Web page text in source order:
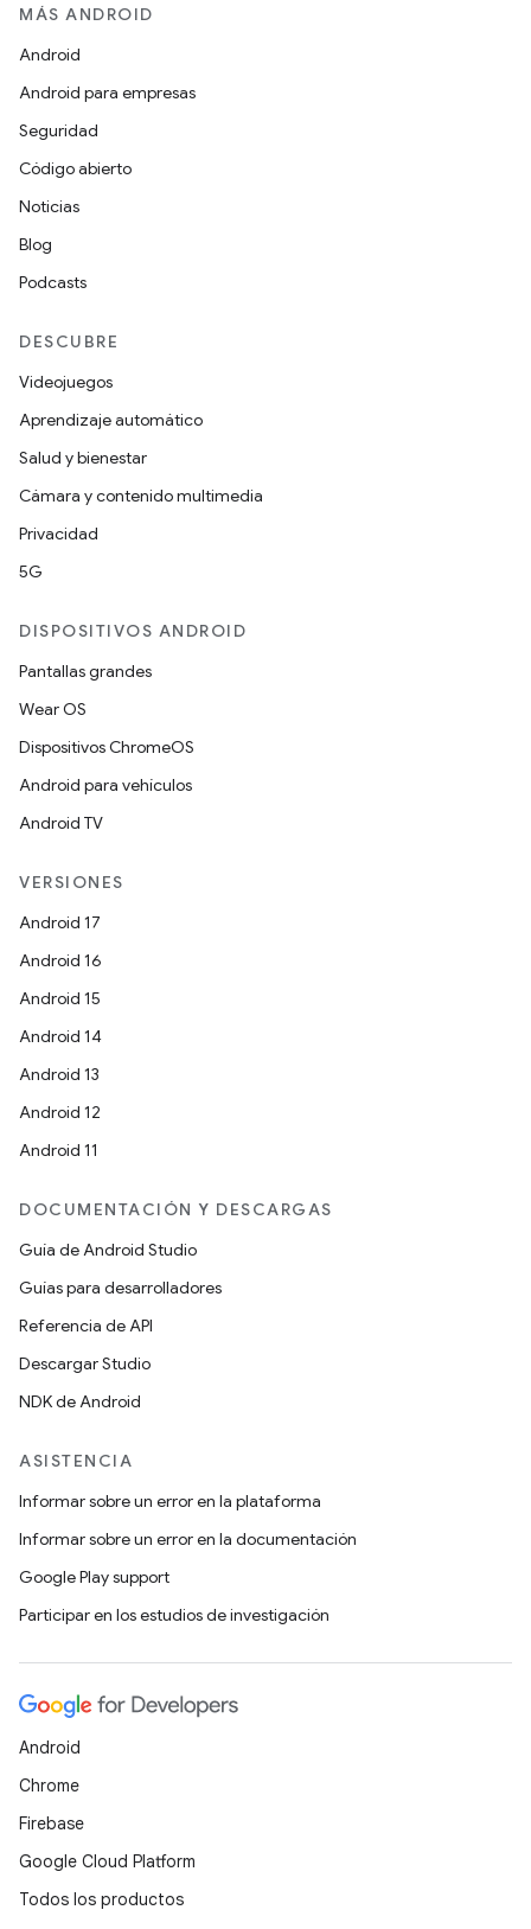
MÁS ANDROID
Android
Android para empresas
Seguridad
Código abierto
Noticias
Blog
Podcasts
DESCUBRE
Videojuegos
Aprendizaje automático
Salud y bienestar
Cámara y contenido multimedia
Privacidad
5G
DISPOSITIVOS ANDROID
Pantallas grandes
Wear OS
Dispositivos ChromeOS
Android para vehículos
Android TV
VERSIONES
Android 17
Android 16
Android 15
Android 14
Android 13
Android 12
Android 11
DOCUMENTACIÓN Y DESCARGAS
Guía de Android Studio
Guías para desarrolladores
Referencia de API
Descargar Studio
NDK de Android
ASISTENCIA
Informar sobre un error en la plataforma
Informar sobre un error en la documentación
Google Play support
Participar en los estudios de investigación
Android
Chrome
Firebase
Google Cloud Platform
Todos los productos